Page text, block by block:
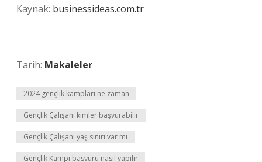
Kaynak: businessideas.com.tr
Tarih: Makaleler
2024 gençlik kampları ne zaman
Gençlik Çalışanı kimler başvurabilir
Gençlik Çalışanı yaş sınırı var mı
Gençlik Kampi basvuru nasil yapilir